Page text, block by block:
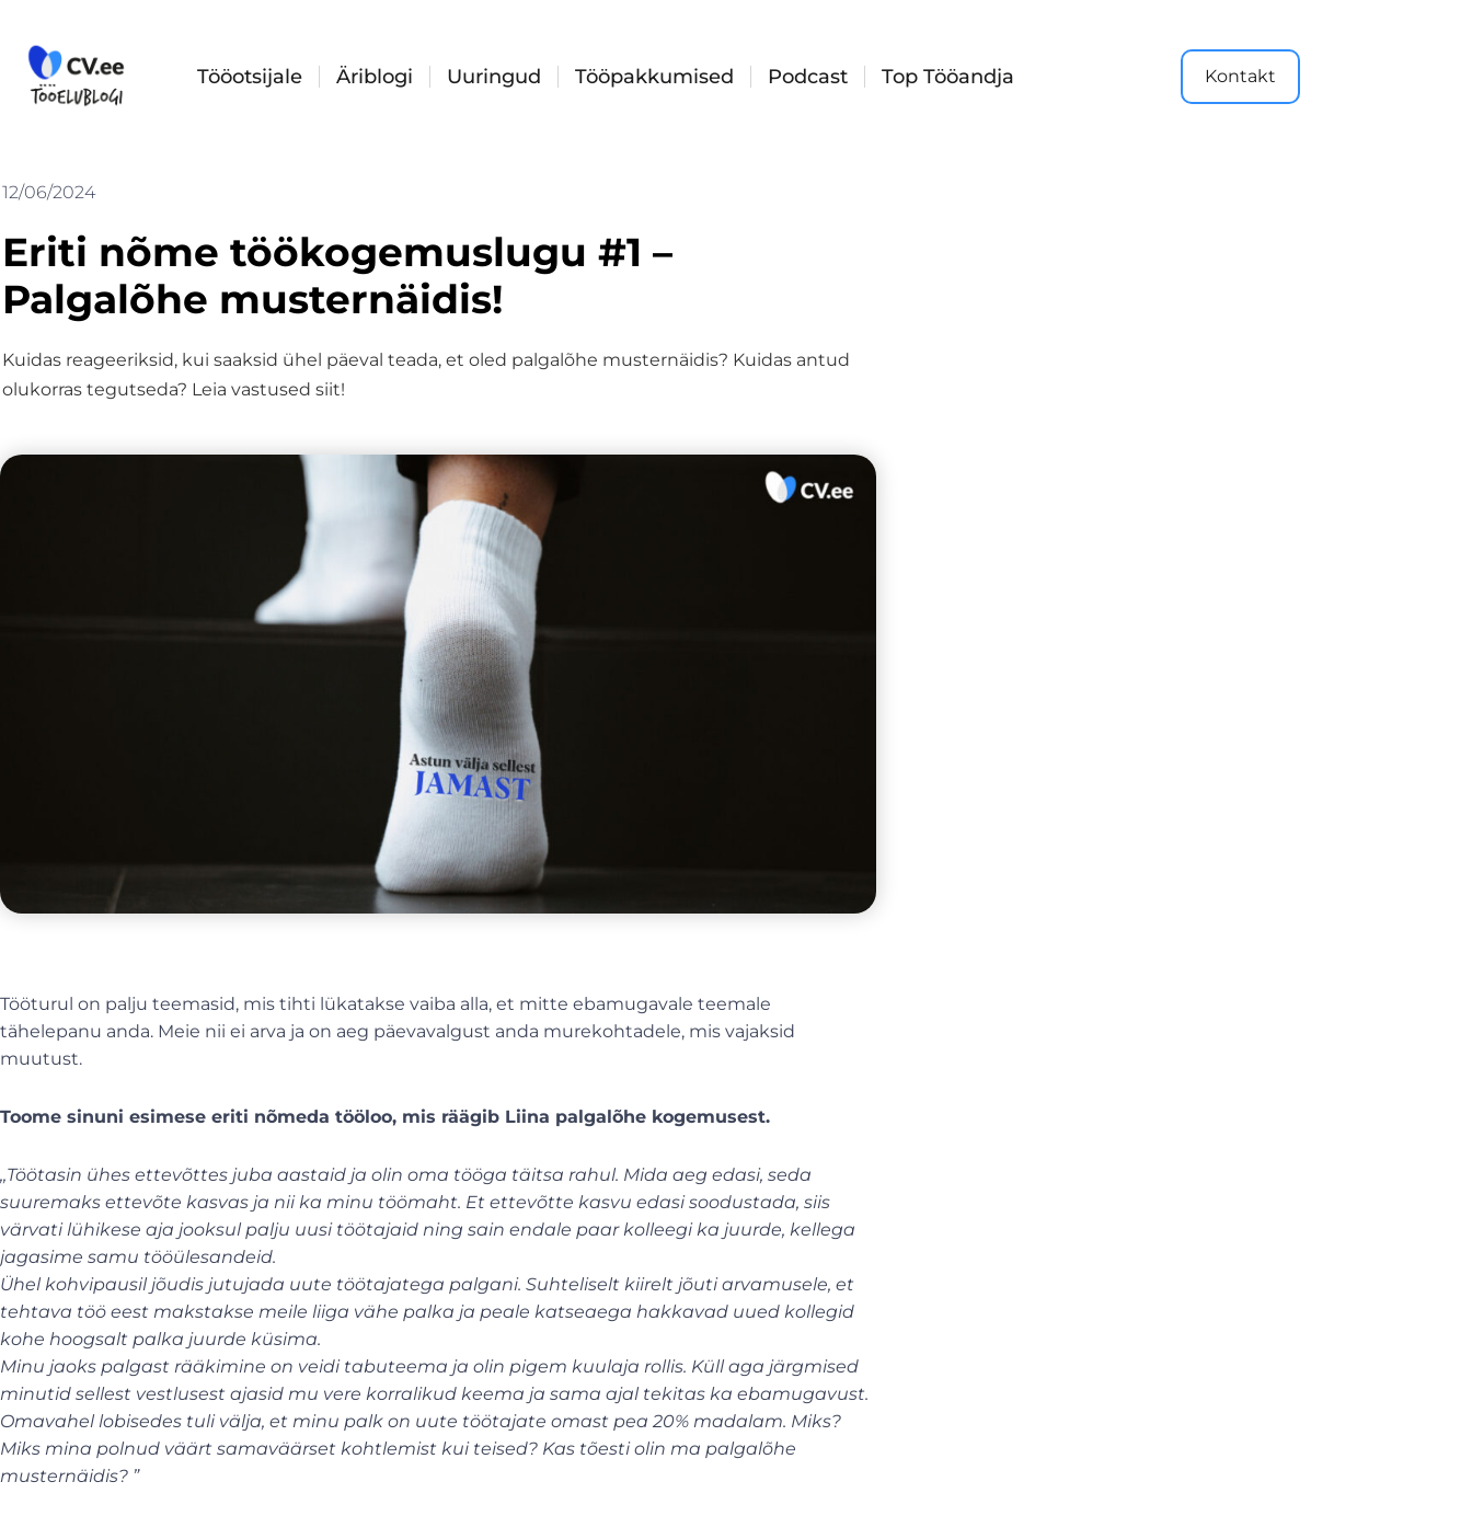
content
Tööotsijale Äriblogi Uuringud Tööpakkumised Podcast Top Tööandja Kontakt
12/06/2024
Eriti nõme töökogemuslugu #1 –
Palgalõhe musternäidis!
Kuidas reageeriksid, kui saaksid ühel päeval teada, et oled palgalõhe musternäidis? Kuidas antud
olukorras tegutseda? Leia vastused siit!
Tööturul on palju teemasid, mis tihti lükatakse vaiba alla, et mitte ebamugavale teemale
tähelepanu anda. Meie nii ei arva ja on aeg päevavalgust anda murekohtadele, mis vajaksid
muutust.
Toome sinuni esimese eriti nõmeda tööloo, mis räägib Liina palgalõhe kogemusest.
,,Töötasin ühes ettevõttes juba aastaid ja olin oma tööga täitsa rahul. Mida aeg edasi, seda
suuremaks ettevõte kasvas ja nii ka minu töömaht. Et ettevõtte kasvu edasi soodustada, siis
värvati lühikese aja jooksul palju uusi töötajaid ning sain endale paar kolleegi ka juurde, kellega
jagasime samu tööülesandeid.
Ühel kohvipausil jõudis jutujada uute töötajatega palgani. Suhteliselt kiirelt jõuti arvamusele, et
tehtava töö eest makstakse meile liiga vähe palka ja peale katseaega hakkavad uued kollegid
kohe hoogsalt palka juurde küsima.
Minu jaoks palgast rääkimine on veidi tabuteema ja olin pigem kuulaja rollis. Küll aga järgmised
minutid sellest vestlusest ajasid mu vere korralikud keema ja sama ajal tekitas ka ebamugavust.
Omavahel lobisedes tuli välja, et minu palk on uute töötajate omast pea 20% madalam. Miks?
Miks mina polnud väärt samaväärset kohtlemist kui teised? Kas tõesti olin ma palgalõhe
musternäidis? ”